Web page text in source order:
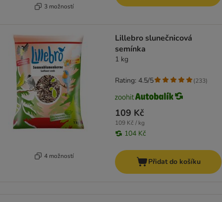
3 možností
4 možností
Lillebro slunečnicová
semínka
1 kg
109 Kč
109 Kč / kg
104 Kč
Rating: 4.5/5 (233)
Přidat do košíku